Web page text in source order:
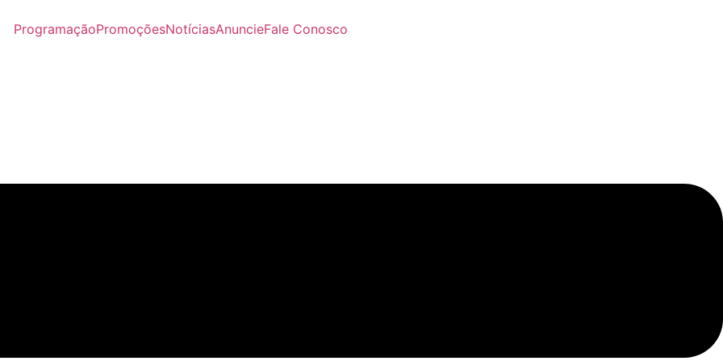
ProgramaçãoPromoçõesNotíciasAnuncieFale Conosco